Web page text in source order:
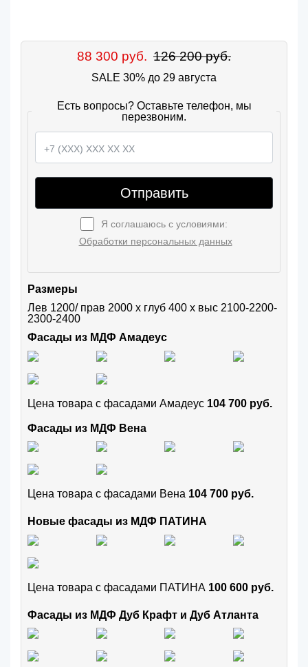
88 300 руб. 126 200 руб.
SALE 30% до 29 августа
Есть вопросы? Оставьте телефон, мы
перезвоним.
Отправить
Я соглашаюсь с условиями:
Обработки персональных данных
Размеры
Лев 1200/ прав 2000 х глуб 400 х выс 2100-2200-
2300-2400
Фасады из МДФ Амадеус
Цена товара с фасадами Амадеус 104 700 руб.
Фасады из МДФ Вена
Цена товара с фасадами Вена 104 700 руб.
Новые фасады из МДФ ПАТИНА
Цена товара с фасадами ПАТИНА 100 600 руб.
Фасады из МДФ Дуб Крафт и Дуб Атланта